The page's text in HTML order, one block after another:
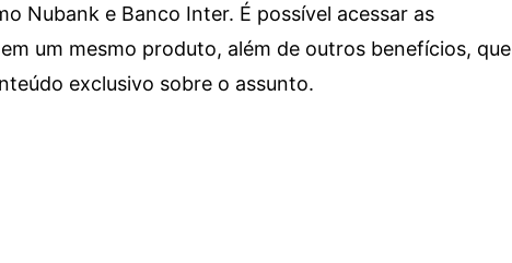
Nubank e Banco Inter. É possível acessar as
um mesmo produto, além de outros benefícios, que
exclusivo sobre o assunto.